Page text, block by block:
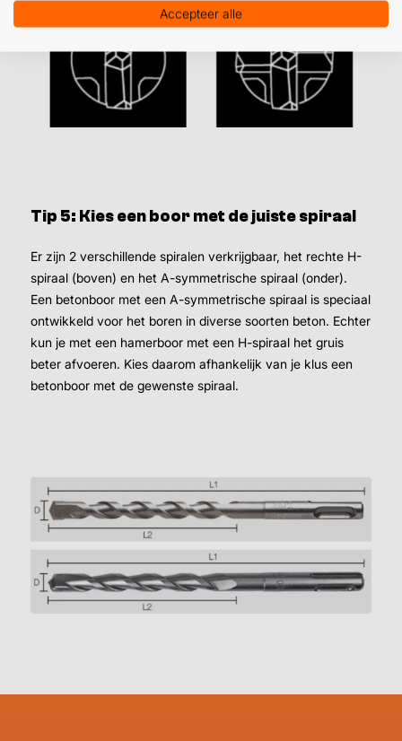
Tip 5: Kies een boor met de juiste spiraal​
​Er zijn 2 verschillende spiralen verkrijgbaar, het rechte H-
spiraal (boven) en het A-symmetrische spiraal (onder).
Een betonboor met een A-symmetrische spiraal is speciaal
ontwikkeld voor het boren in diverse soorten beton. Echter
kun je met een hamerboor met een H-spiraal het gruis
beter afvoeren. Kies daarom afhankelijk van je klus een
betonboor met de gewenste spiraal.
Accepteer alle